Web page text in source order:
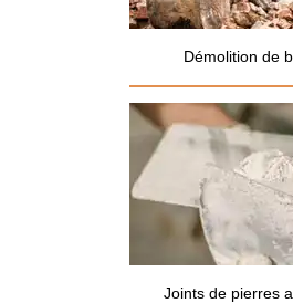
Démolition de
Joints de pierres